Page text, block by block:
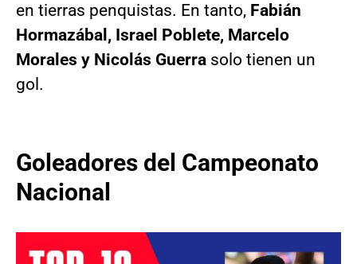
en tierras penquistas. En tanto, Fabián
Hormazábal, Israel Poblete, Marcelo
Morales y Nicolás Guerra solo tienen un
gol.
Goleadores del Campeonato
Nacional